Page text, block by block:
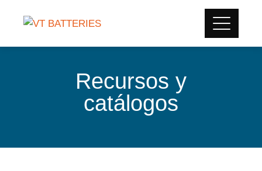
Recursos y
catálogos